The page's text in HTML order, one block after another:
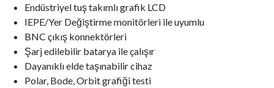
Endüstriyel tuş takımlı grafik LCD
IEPE/Yer Değiştirme monitörleri ile uyumlu
BNC çıkış konnektörleri
Şarj edilebilir batarya ile çalışır
Dayanıklı elde taşınabilir cihaz
Polar, Bode, Orbit grafiği testi